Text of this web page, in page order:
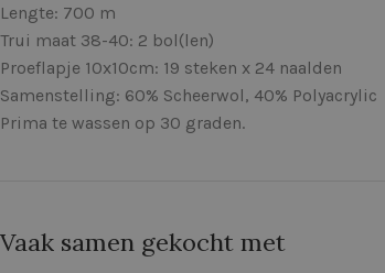
Lengte: 700 m
Trui maat 38-40: 2 bol(len)
Proeflapje 10x10cm: 19 steken x 24 naalden
Samenstelling: 60% Scheerwol, 40% Polyacrylic
Prima te wassen op 30 graden.
Vaak samen gekocht met